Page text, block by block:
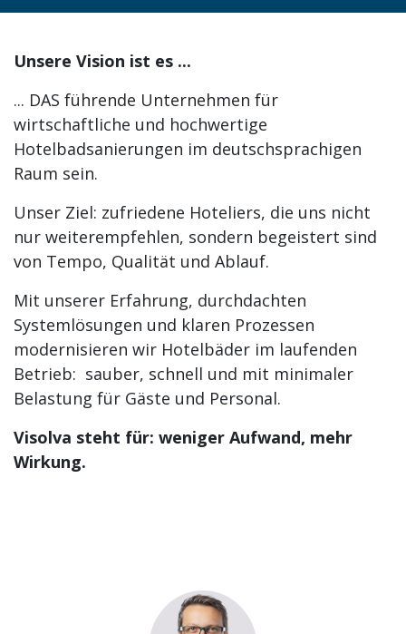
Unsere Vision ist es ...
... DAS führende Unternehmen für
wirtschaftliche und hochwertige
Hotelbadsanierungen im deutschsprachigen
Raum sein.
Unser Ziel: zufriedene Hoteliers, die uns nicht
nur weiterempfehlen, sondern begeistert sind
von Tempo, Qualität und Ablauf.
Mit unserer Erfahrung, durchdachten
Systemlösungen und klaren Prozessen
modernisieren wir Hotelbäder im laufenden
Betrieb: sauber, schnell und mit minimaler
Belastung für Gäste und Personal.
Visolva steht für: weniger Aufwand, mehr
Wirkung.